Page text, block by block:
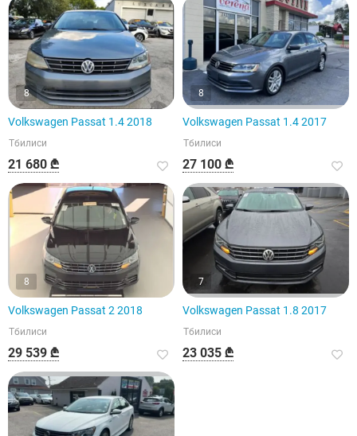
8
Volkswagen Passat 1.4 2018
Тбилиси
21 680 ₾
8
Volkswagen Passat 1.4 2017
Тбилиси
27 100 ₾
8
Volkswagen Passat 2 2018
Тбилиси
29 539 ₾
7
Volkswagen Passat 1.8 2017
Тбилиси
23 035 ₾